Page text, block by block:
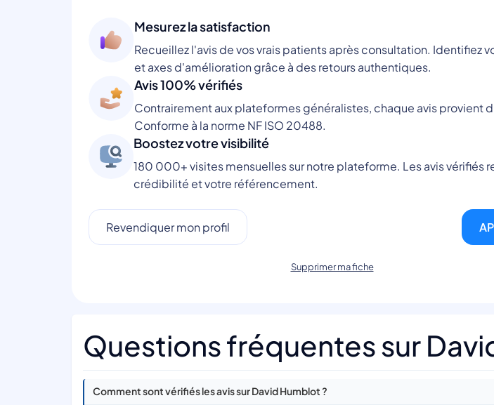
Mesurez la satisfaction
Recueillez l'avis de vos vrais patients après consultation. Identifiez
et axes d'amélioration grâce à des retours authentiques.
Avis 100% vérifiés
Contrairement aux plateformes généralistes, chaque avis provient
Conforme à la norme NF ISO 20488.
Boostez votre visibilité
180 000+ visites mensuelles sur notre plateforme. Les avis vérifiés
crédibilité et votre référencement.
Revendiquer mon profil
Supprimer ma fiche
Questions fréquentes sur
Comment sont vérifiés les avis sur David Humblot ?